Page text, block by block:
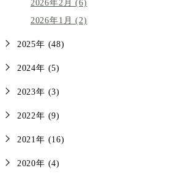
2026年2月 (6)
2026年1月 (2)
2025年 (48)
2024年 (5)
2023年 (3)
2022年 (9)
2021年 (16)
2020年 (4)